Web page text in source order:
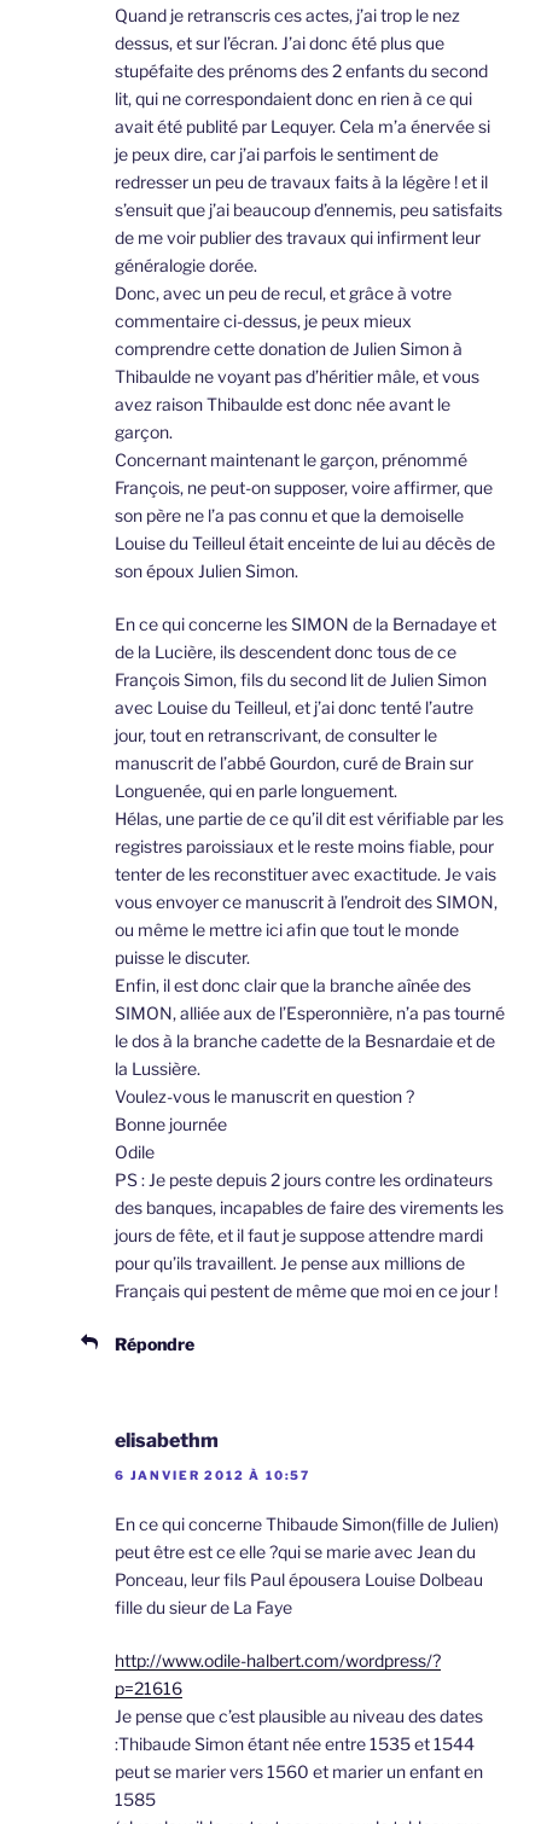
Quand je retranscris ces actes, j’ai trop le nez
dessus, et sur l’écran. J’ai donc été plus que
stupéfaite des prénoms des 2 enfants du second
lit, qui ne correspondaient donc en rien à ce qui
avait été publité par Lequyer. Cela m’a énervée si
je peux dire, car j’ai parfois le sentiment de
redresser un peu de travaux faits à la légère ! et il
s’ensuit que j’ai beaucoup d’ennemis, peu satisfaits
de me voir publier des travaux qui infirment leur
généralogie dorée.
Donc, avec un peu de recul, et grâce à votre
commentaire ci-dessus, je peux mieux
comprendre cette donation de Julien Simon à
Thibaulde ne voyant pas d’héritier mâle, et vous
avez raison Thibaulde est donc née avant le
garçon.
Concernant maintenant le garçon, prénommé
François, ne peut-on supposer, voire affirmer, que
son père ne l’a pas connu et que la demoiselle
Louise du Teilleul était enceinte de lui au décès de
son époux Julien Simon.
En ce qui concerne les SIMON de la Bernadaye et
de la Lucière, ils descendent donc tous de ce
François Simon, fils du second lit de Julien Simon
avec Louise du Teilleul, et j’ai donc tenté l’autre
jour, tout en retranscrivant, de consulter le
manuscrit de l’abbé Gourdon, curé de Brain sur
Longuenée, qui en parle longuement.
Hélas, une partie de ce qu’il dit est vérifiable par les
registres paroissiaux et le reste moins fiable, pour
tenter de les reconstituer avec exactitude. Je vais
vous envoyer ce manuscrit à l’endroit des SIMON,
ou même le mettre ici afin que tout le monde
puisse le discuter.
Enfin, il est donc clair que la branche aînée des
SIMON, alliée aux de l’Esperonnière, n’a pas tourné
le dos à la branche cadette de la Besnardaie et de
la Lussière.
Voulez-vous le manuscrit en question ?
Bonne journée
Odile
PS : Je peste depuis 2 jours contre les ordinateurs
des banques, incapables de faire des virements les
jours de fête, et il faut je suppose attendre mardi
pour qu’ils travaillent. Je pense aux millions de
Français qui pestent de même que moi en ce jour !
Répondre
elisabethm
6 JANVIER 2012 À 10:57
En ce qui concerne Thibaude Simon(fille de Julien)
peut être est ce elle ?qui se marie avec Jean du
Ponceau, leur fils Paul épousera Louise Dolbeau
fille du sieur de La Faye
http://www.odile-halbert.com/wordpress/?
p=21616
Je pense que c’est plausible au niveau des dates
:Thibaude Simon étant née entre 1535 et 1544
peut se marier vers 1560 et marier un enfant en
1585